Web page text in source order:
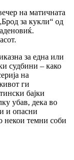
на матичната
за кукли“ од
за една или
судбини – како
на
ги
бајки
убав, дека во
и опасни
некои темни соби